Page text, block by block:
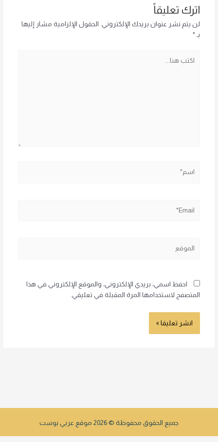
اترك تعليقاً
لن يتم نشر عنوان بريدك الإلكتروني. الحقول الإلزامية مشار إليها
بـ *
احفظ اسمي، بريدي الإلكتروني، والموقع الإلكتروني في هذا
المتصفح لاستخدامها المرة المقبلة في تعليقي.
جميع الحقوق محفوظة © 2026 موقع عربي بوست